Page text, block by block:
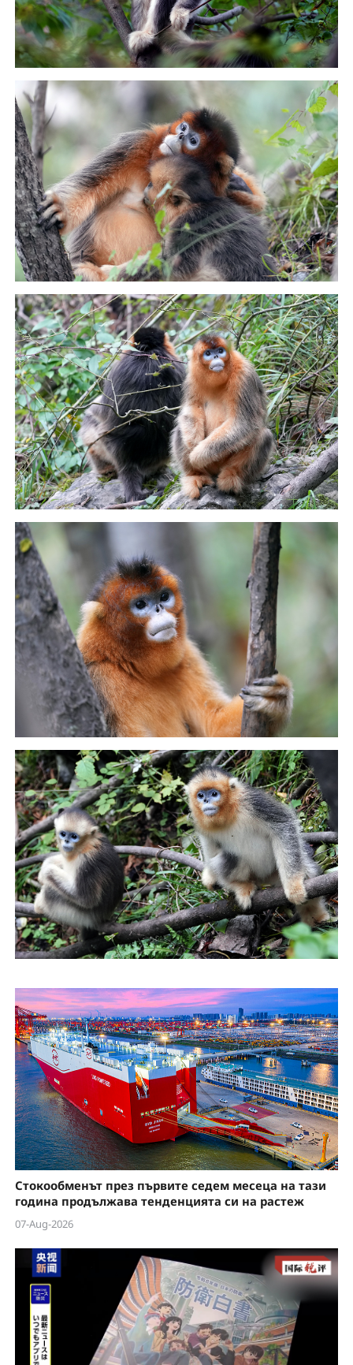
Стокообменът през първите седем месеца на тази
година продължава тенденцията си на растеж
07-Aug-2026